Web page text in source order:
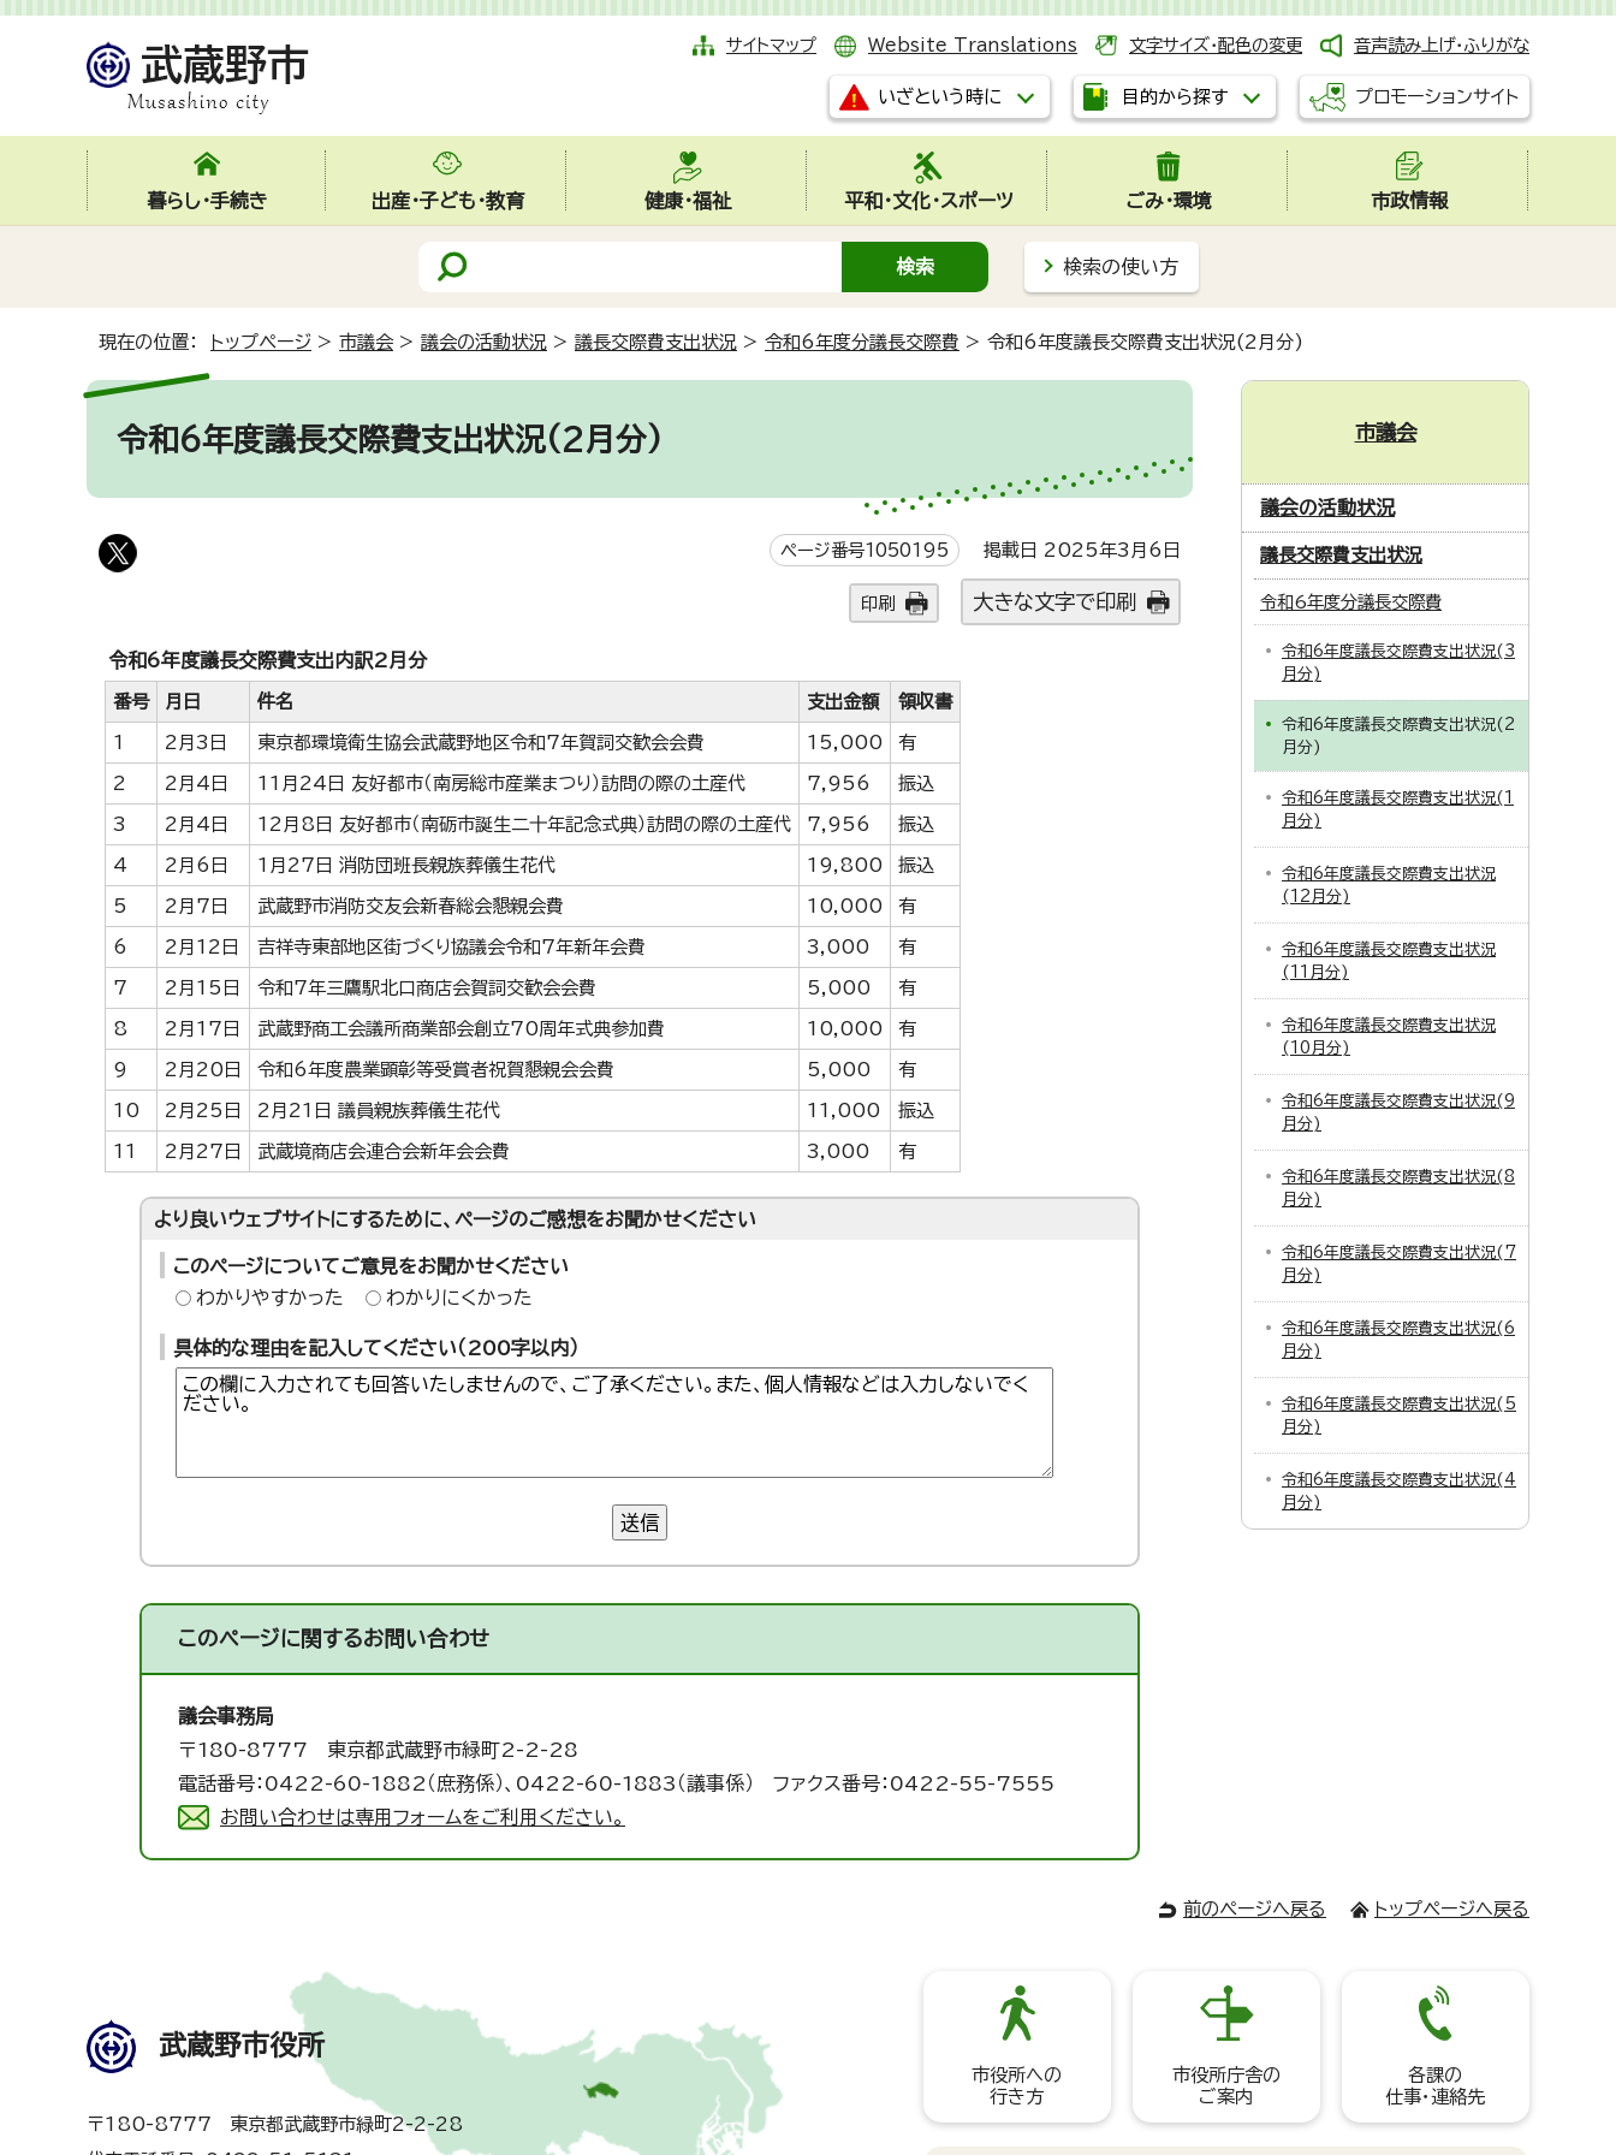
サイトマップ Website Translations 文字サイズ・配色の変更 音声読み上げ・ふりがな
いざという時に 目的から探す プロモーションサイト
暮らし・手続き 出産・子ども・教育 健康・福祉 平和・文化・スポーツ ごみ・環境 市政情報
検索の使い方
現在の位置： トップページ > 市議会 > 議会の活動状況 > 議長交際費支出状況 > 令和6年度分議長交際費 > 令和6年度議長交際費支出状況(2月分)
令和6年度議長交際費支出状況(2月分)
ページ番号1050195 掲載日 2025年3月6日
印刷 大きな文字で印刷
令和6年度議長交際費支出内訳2月分
番号 月日 件名 支出金額 領収書
1 2月3日 東京都環境衛生協会武蔵野地区令和7年賀詞交歓会会費 15,000 有
2 2月4日 11月24日 友好都市（南房総市産業まつり）訪問の際の土産代 7,956 振込
3 2月4日 12月8日 友好都市（南砺市誕生二十年記念式典）訪問の際の土産代 7,956 振込
4 2月6日 1月27日 消防団班長親族葬儀生花代 19,800 振込
5 2月7日 武蔵野市消防交友会新春総会懇親会費 10,000 有
6 2月12日 吉祥寺東部地区街づくり協議会令和7年新年会費 3,000 有
7 2月15日 令和7年三鷹駅北口商店会賀詞交歓会会費 5,000 有
8 2月17日 武蔵野商工会議所商業部会創立70周年式典参加費 10,000 有
9 2月20日 令和6年度農業顕彰等受賞者祝賀懇親会会費 5,000 有
10 2月25日 2月21日 議員親族葬儀生花代 11,000 振込
11 2月27日 武蔵境商店会連合会新年会会費 3,000 有
より良いウェブサイトにするために、ページのご感想をお聞かせください
このページについてご意見をお聞かせください
わかりやすかった
わかりにくかった
具体的な理由を記入してください（200字以内）
送信
このページに関するお問い合わせ
議会事務局
〒180-8777 東京都武蔵野市緑町2-2-28
電話番号：0422-60-1882（庶務係）、0422-60-1883（議事係） ファクス番号：0422-55-7555
お問い合わせは専用フォームをご利用ください。
市議会
議会の活動状況
議長交際費支出状況
令和6年度分議長交際費
令和6年度議長交際費支出状況(3
月分)
令和6年度議長交際費支出状況(2
月分)
令和6年度議長交際費支出状況(1
月分)
令和6年度議長交際費支出状況
(12月分)
令和6年度議長交際費支出状況
(11月分)
令和6年度議長交際費支出状況
(10月分)
令和6年度議長交際費支出状況(9
月分)
令和6年度議長交際費支出状況(8
月分)
令和6年度議長交際費支出状況(7
月分)
令和6年度議長交際費支出状況(6
月分)
令和6年度議長交際費支出状況(5
月分)
令和6年度議長交際費支出状況(4
月分)
前のページへ戻る トップページへ戻る
武蔵野市役所
〒180-8777 東京都武蔵野市緑町2-2-28
市役所への
行き方
市役所庁舎の
ご案内
各課の
仕事・連絡先